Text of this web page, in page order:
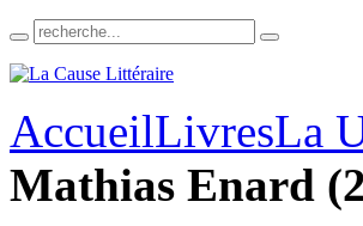
AccueilLivresLa
Mathias Enard